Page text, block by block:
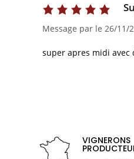
Message par le 26/11/
super apres midi
VIGNERONS